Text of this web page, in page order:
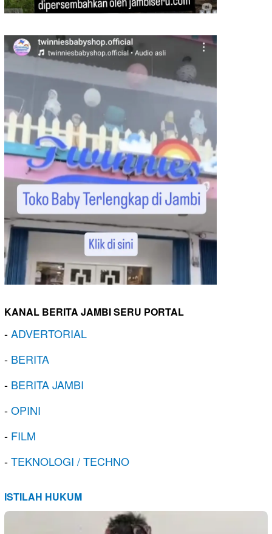
KANAL BERITA JAMBI SERU PORTAL
-ADVERTORIAL
- BERITA
- BERITA JAMBI
-OPINI
- FILM
-TEKNOLOGI / TECHNO
ISTILAH HUKUM